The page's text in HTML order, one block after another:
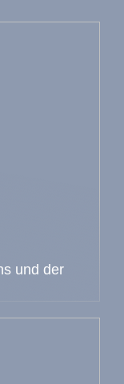
und der